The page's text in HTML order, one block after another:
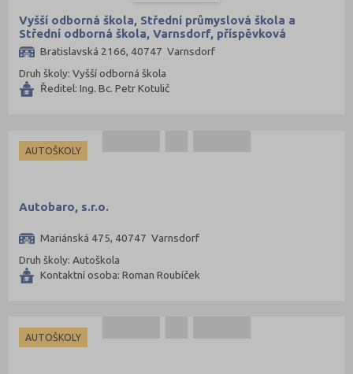
Opava (135)
Ostrava-město (221)
Pardubice (127)
Plzeň-jih (38)
Plzeň-sever (51)
Praha-východ (108)
Praha-západ (81)
Prostějov (85)
Vyšší odborná škola, Střední průmyslová škola a
Střední odborná škola, Varnsdorf, příspěvková
organizace
Bratislavská 2166, 40747 Varnsdorf
Druh školy: Vyšší odborná škola
Ředitel: Ing. Bc. Petr Kotulič
AUTOŠKOLY
Autobaro, s.r.o.
Mariánská 475, 40747 Varnsdorf
Druh školy: Autoškola
Kontaktní osoba: Roman Roubíček
AUTOŠKOLY